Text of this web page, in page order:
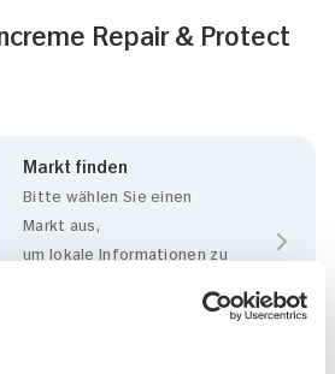
Repair & Protect
Markt finden
Bitte wählen Sie einen
Markt aus,
um lokale Informationen zu